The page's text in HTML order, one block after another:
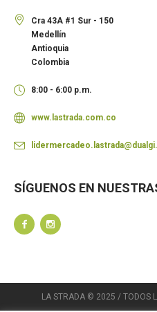
Cra 43A #1 Sur - 150
Medellín
Antioquia
Colombia
8:00 - 6:00 p.m.
www.lastrada.com.co
SÍGUENOS EN
LA STRADA © 2025 / TODOS